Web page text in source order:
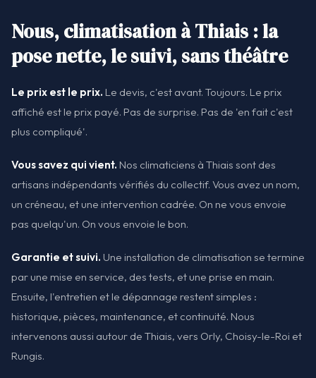
Nous, climatisation à Thiais : la
pose nette, le suivi, sans théâtre
Le prix est le prix. Le devis, c'est avant. Toujours. Le prix
affiché est le prix payé. Pas de surprise. Pas de 'en fait c'est
plus compliqué'.
Vous savez qui vient. Nos climaticiens à Thiais sont des
artisans indépendants vérifiés du collectif. Vous avez un nom,
un créneau, et une intervention cadrée. On ne vous envoie
pas quelqu'un. On vous envoie le bon.
Garantie et suivi. Une installation de climatisation se termine
par une mise en service, des tests, et une prise en main.
Ensuite, l'entretien et le dépannage restent simples :
historique, pièces, maintenance, et continuité. Nous
intervenons aussi autour de Thiais, vers Orly, Choisy-le-Roi et
Rungis.